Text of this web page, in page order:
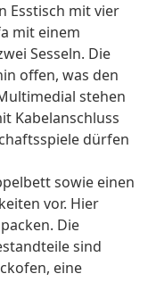
Esstisch mit vier
mit einem
Sesseln. Die
offen, was den
stehen
Kabelanschluss
dürfen
sowie einen
vor. Hier
Die
sind
eine